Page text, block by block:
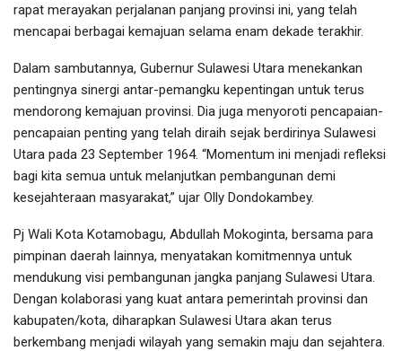
rapat merayakan perjalanan panjang provinsi ini, yang telah
mencapai berbagai kemajuan selama enam dekade terakhir.
Dalam sambutannya, Gubernur Sulawesi Utara menekankan
pentingnya sinergi antar-pemangku kepentingan untuk terus
mendorong kemajuan provinsi. Dia juga menyoroti pencapaian-
pencapaian penting yang telah diraih sejak berdirinya Sulawesi
Utara pada 23 September 1964. “Momentum ini menjadi refleksi
bagi kita semua untuk melanjutkan pembangunan demi
kesejahteraan masyarakat,” ujar Olly Dondokambey.
Pj Wali Kota Kotamobagu, Abdullah Mokoginta, bersama para
pimpinan daerah lainnya, menyatakan komitmennya untuk
mendukung visi pembangunan jangka panjang Sulawesi Utara.
Dengan kolaborasi yang kuat antara pemerintah provinsi dan
kabupaten/kota, diharapkan Sulawesi Utara akan terus
berkembang menjadi wilayah yang semakin maju dan sejahtera.